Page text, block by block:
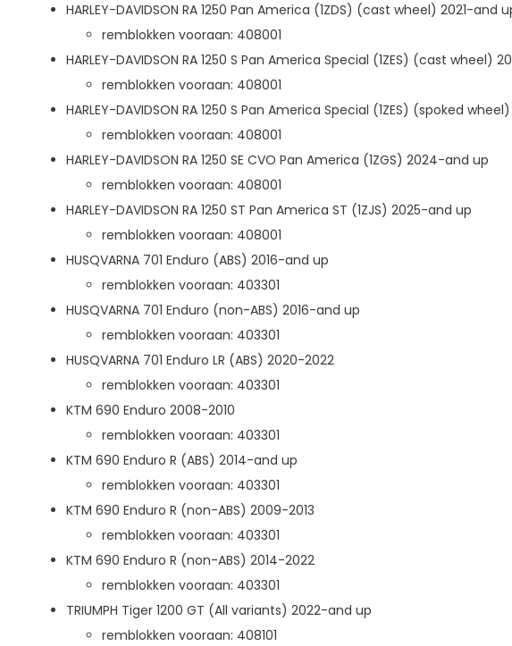
HARLEY-DAVIDSON RA 1250 Pan America (1ZDS) (cast wheel) 2021-and
remblokken vooraan: 408001
HARLEY-DAVIDSON RA 1250 S Pan America Special (1ZES) (cast wheel)
remblokken vooraan: 408001
HARLEY-DAVIDSON RA 1250 S Pan America Special (1ZES) (spoked
remblokken vooraan: 408001
HARLEY-DAVIDSON RA 1250 SE CVO Pan America (1ZGS) 2024-and up
remblokken vooraan: 408001
HARLEY-DAVIDSON RA 1250 ST Pan America ST (1ZJS) 2025-and up
remblokken vooraan: 408001
HUSQVARNA 701 Enduro (ABS) 2016-and up
remblokken vooraan: 403301
HUSQVARNA 701 Enduro (non-ABS) 2016-and up
remblokken vooraan: 403301
HUSQVARNA 701 Enduro LR (ABS) 2020-2022
remblokken vooraan: 403301
KTM 690 Enduro 2008-2010
remblokken vooraan: 403301
KTM 690 Enduro R (ABS) 2014-and up
remblokken vooraan: 403301
KTM 690 Enduro R (non-ABS) 2009-2013
remblokken vooraan: 403301
KTM 690 Enduro R (non-ABS) 2014-2022
remblokken vooraan: 403301
TRIUMPH Tiger 1200 GT (All variants) 2022-and up
remblokken vooraan: 408101